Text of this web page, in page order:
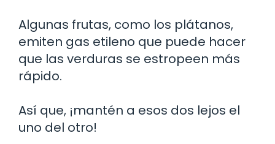
Algunas frutas, como los plátanos,
emiten gas etileno que puede hacer
que las verduras se estropeen más
rápido.
Así que, ¡mantén a esos dos lejos el
uno del otro!